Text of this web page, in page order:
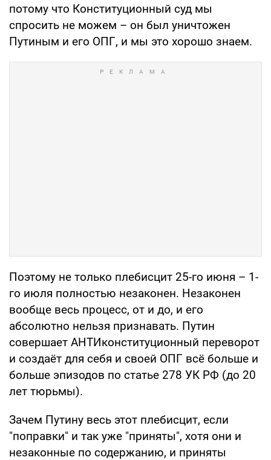
потому что Конституционный суд мы
спросить не можем – он был уничтожен
Путиным и его ОПГ, и мы это хорошо знаем.
Поэтому не только плебисцит 25-го июня – 1-
го июля полностью незаконен. Незаконен
вообще весь процесс, от и до, и его
абсолютно нельзя признавать. Путин
совершает АНТИконституционный переворот
и создаёт для себя и своей ОПГ всё больше и
больше эпизодов по статье 278 УК РФ (до 20
лет тюрьмы).
Зачем Путину весь этот плебисцит, если
"поправки" и так уже "приняты", хотя они и
незаконные по содержанию, и приняты